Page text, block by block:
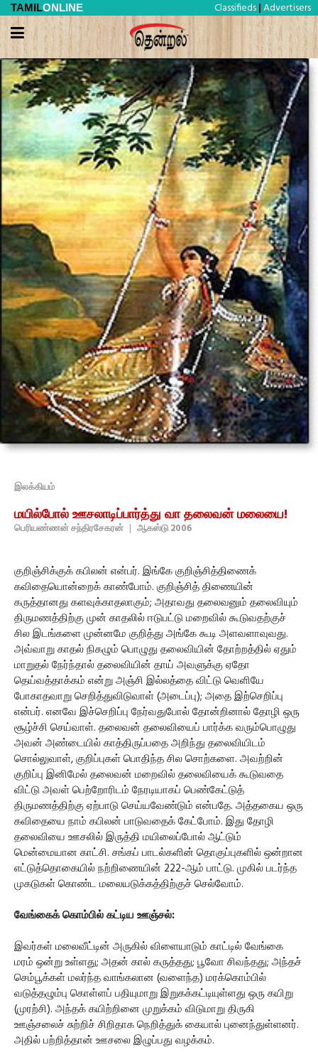
TAMILONLINE Classifieds | Advertisers
இலக்கியம்
மயில்போல் ஊசலாடிப்பார்த்து வா தலைவன் மலையை!
பெரியண்ணன் சந்திரசேகரன் | ஆகஸ்டு 2006
குறிஞ்சிக்குக் கபிலன் என்பர். இங்கே குறிஞ்சித்திணைக்
கவிதையொன்றைக் காண்போம். குறிஞ்சித் திணையின்
கருத்தானது களவுக்காதலாகும்; அதாவது தலைவனும் தலைவியும்
திருமணத்திற்கு முன் காதலில் ஈடுபட்டு மறைவில் கூடுவதற்குச்
சில இடங்களை முன்னமே குறித்து அங்கே கூடி அளவளாவுவது.
அவ்வாறு காதல் நிகழும் பொழுது தலைவியின் தோற்றத்தில் ஏதும்
மாறுதல் நேர்ந்தால் தலைவியின் தாய் அவளுக்கு ஏதோ
தெய்வத்தாக்கம் என்று அஞ்சி இல்லத்தை விட்டு வெளியே
போகாதவாறு செறித்துவிடுவாள் (அடைப்பு); அதை இற்செறிப்பு
என்பர். எனவே இச்செறிப்பு நேர்வதுபோல் தோன்றினால் தோழி ஒரு
சூழ்ச்சி செய்வாள். தலைவன் தலைவியைப் பார்க்க வரும்பொழுது
அவன் அண்டையில் காத்திருப்பதை அறிந்து தலைவியிடம்
சொல்லுவாள், குறிப்புகள் பொதிந்த சில சொற்களை. அவற்றின்
குறிப்பு இனிமேல் தலைவன் மறைவில் தலைவியைக் கூடுவதை
விட்டு அவள் பெற்றோரிடம் நேரடியாகப் பெண்கேட்டுத்
திருமணத்திற்கு ஏற்பாடு செய்யவேண்டும் என்பதே. அத்தகைய ஒரு
கவிதையை நாம் கபிலன் பாடுவதைக் கேட்போம். இது தோழி
தலைவியை ஊசலில் இருத்தி மயிலைப்போல் ஆட்டும்
மென்மையான காட்சி. சங்கப் பாடல்களின் தொகுப்புகளில் ஒன்றான
எட்டுத்தொகையில் நற்றிணையின் 222-ஆம் பாட்டு. முகில் படர்ந்த
முகடுகள் கொண்ட மலையடுக்கத்திற்குச் செல்வோம்.
வேங்கைக் கொம்பில் கட்டிய ஊஞ்சல்:
இவர்கள் மலைவீட்டின் அருகில் விளையாடும் காட்டில் வேங்கை
மரம் ஒன்று உள்ளது; அதன் கால் கருத்தது; பூவோ சிவந்தது; அந்தச்
செம்பூக்கள் மலர்ந்த வாங்கலான (வளைந்த) மரக்கொம்பில்
வடுத்தழும்பு கொள்ளப் பதியுமாறு இறுகக்கட்டியுள்ளது ஒரு கயிறு
(முரற்சி). அந்தக் கயிற்றினை முறுக்கம் விடுமாறு திருகி
ஊஞ்சலைச் சுற்றிச் சிறிதாக நெறித்துக் கையால் புனைந்துள்ளனர்.
அதில் பற்றித்தான் ஊசலை இழுப்பது வழக்கம்.